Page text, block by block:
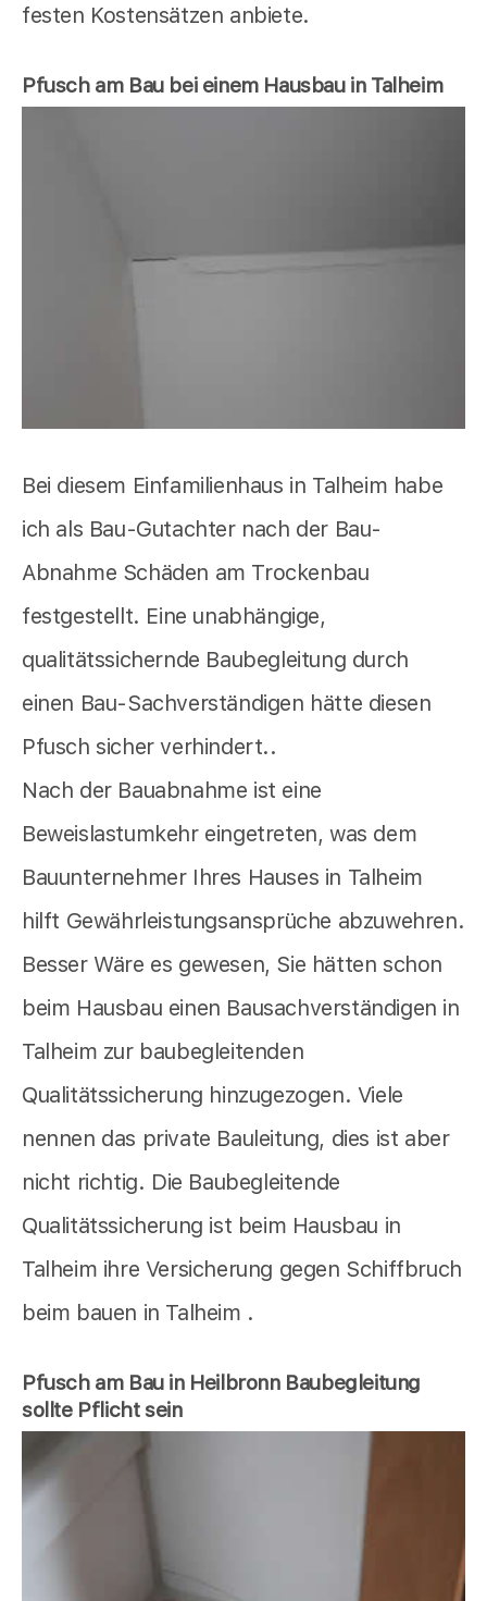
festen Kostensätzen anbiete.
Pfusch am Bau bei einem Hausbau in Talheim
Bei diesem Einfamilienhaus in Talheim habe
ich als Bau-Gutachter nach der Bau-
Abnahme Schäden am Trockenbau
festgestellt. Eine unabhängige,
qualitätssichernde Baubegleitung durch
einen Bau-Sachverständigen hätte diesen
Pfusch sicher verhindert..
Nach der Bauabnahme ist eine
Beweislastumkehr eingetreten, was dem
Bauunternehmer Ihres Hauses in Talheim
hilft Gewährleistungsansprüche abzuwehren.
Besser Wäre es gewesen, Sie hätten schon
beim Hausbau einen Bausachverständigen in
Talheim zur baubegleitenden
Qualitätssicherung hinzugezogen. Viele
nennen das private Bauleitung, dies ist aber
nicht richtig. Die Baubegleitende
Qualitätssicherung ist beim Hausbau in
Talheim ihre Versicherung gegen Schiffbruch
beim bauen in Talheim .
Pfusch am Bau in Heilbronn Baubegleitung
sollte Pflicht sein